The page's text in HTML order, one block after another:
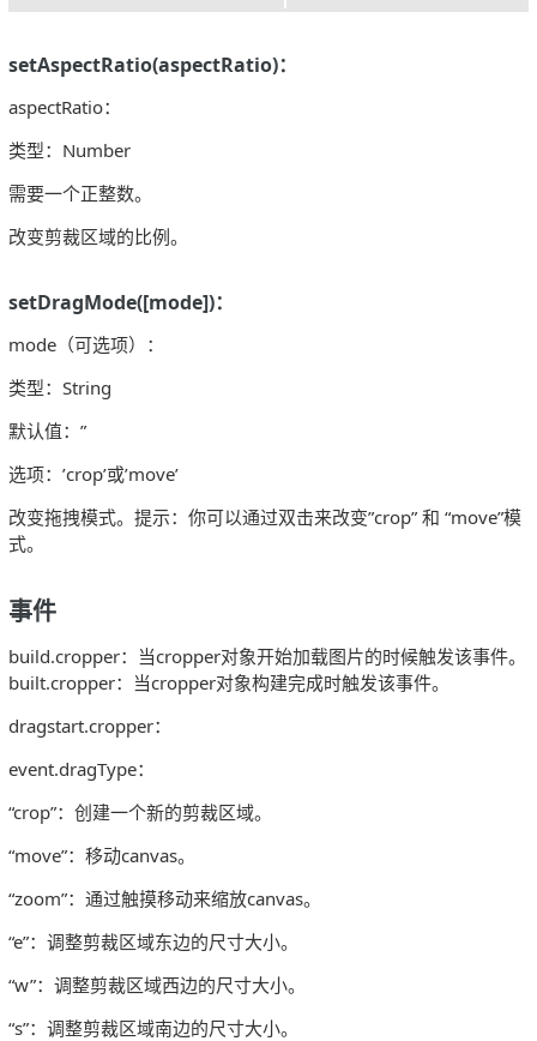
setAspectRatio(aspectRatio)：
aspectRatio：
类型：Number
需要一个正整数。
改变剪裁区域的比例。
setDragMode([mode])：
mode（可选项）：
类型：String
默认值：”
选项：’crop’或’move’
改变拖拽模式。提示：你可以通过双击来改变”crop” 和 “move”模
式。
事件
build.cropper：当cropper对象开始加载图片的时候触发该事件。
built.cropper：当cropper对象构建完成时触发该事件。
dragstart.cropper：
event.dragType：
“crop”：创建一个新的剪裁区域。
“move”：移动canvas。
“zoom”：通过触摸移动来缩放canvas。
“e”：调整剪裁区域东边的尺寸大小。
“w”：调整剪裁区域西边的尺寸大小。
“s”：调整剪裁区域南边的尺寸大小。